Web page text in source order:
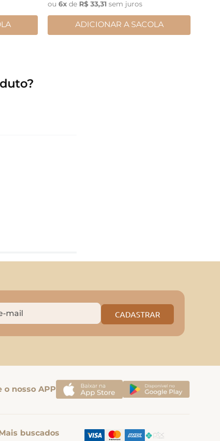
ou 6x de R$ 33,31 sem juros
ADICIONAR A SACOLA
CADASTRAR
o nosso APP
buscados